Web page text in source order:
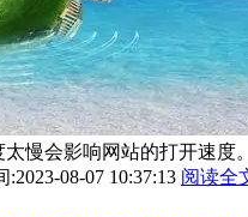
慢会影响网站的打开速
:2023-08-07 10:37:13 阅读全